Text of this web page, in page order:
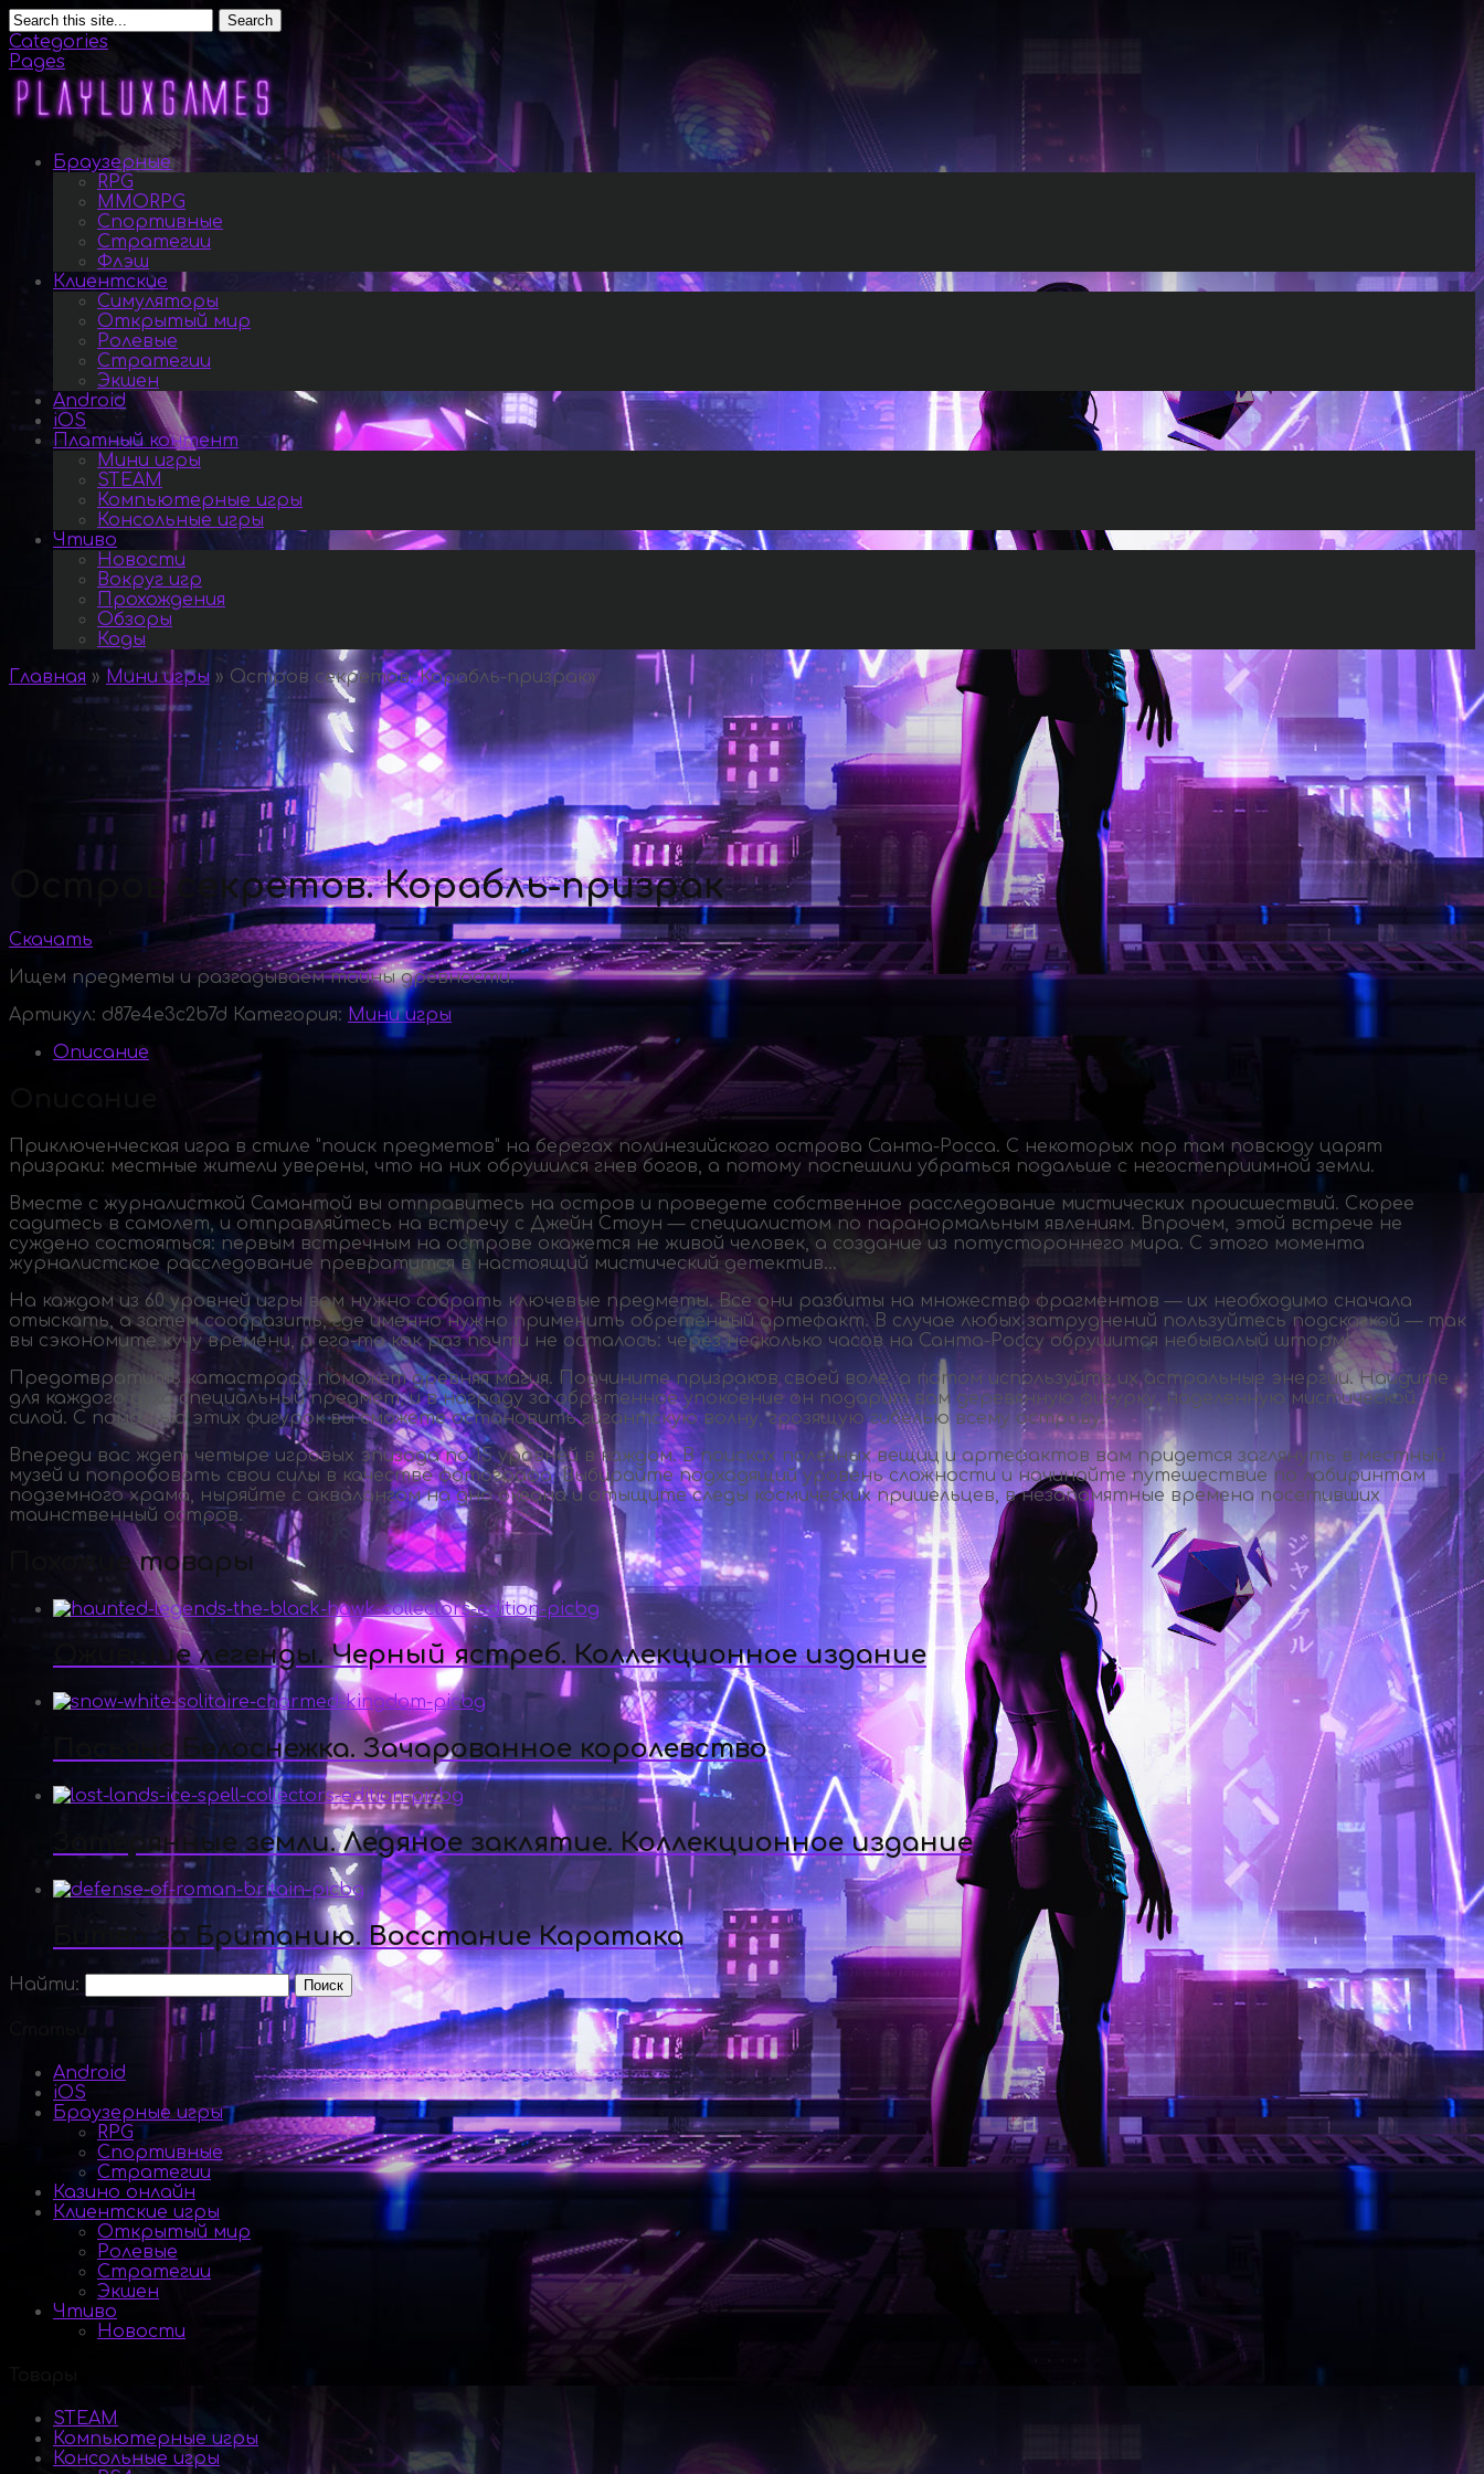
Search
Categories
Pages
Браузерные
RPG
MMORPG
Спортивные
Стратегии
Флэш
Клиентские
Симуляторы
Открытый мир
Ролевые
Стратегии
Экшен
Android
iOS
Платный контент
Мини игры
STEAM
Компьютерные игры
Консольные игры
Чтиво
Новости
Вокруг игр
Прохождения
Обзоры
Коды
Главная » Мини игры » Остров секретов. Корабль-призрак»
Остров секретов. Корабль-призрак
Скачать
Ищем предметы и разгадываем тайны древности.
Артикул: d87e4e3c2b7d Категория: Мини игры
Описание
Приключенческая игра в стиле "поиск предметов" на берегах полинезийского острова Санта-Росса. С некоторых пор там повсюду царят
призраки: местные жители уверены, что на них обрушился гнев богов, а потому поспешили убраться подальше с негостеприимной земли.
Вместе с журналисткой Самантой вы отправитесь на остров и проведете собственное расследование мистических происшествий. Скорее
садитесь в самолет, и отправляйтесь на встречу с Джейн Стоун — специалистом по паранормальным явлениям. Впрочем, этой встрече не
суждено состояться: первым встречным на острове окажется не живой человек, а создание из потустороннего мира. С этого момента
журналистское расследование превратится в настоящий мистический детектив…
На каждом из 60 уровней игры вам нужно собрать ключевые предметы. Все они разбиты на множество фрагментов — их необходимо сначала
отыскать, а затем сообразить, где именно нужно применить обретенный артефакт. В случае любых затруднений пользуйтесь подсказкой — так
вы сэкономите кучу времени, аего-токак раз почти не осталось: через несколько часов на Санта-Россу обрушится небывалый шторм!
Предотвратить катастрофу поможет древняя магия. Подчините призраков своей воле, а потом используйте их астральные энергии. Найдите
для каждого духа специальный предмет, и в награду за обретенное упокоение он подарит вам деревянную фигурку, наделенную мистической
силой. С помощью этих фигурок вы сможете остановить гигантскую волну, грозящую гибелью всему острову.
Впереди вас ждет четыре игровых эпизода по 15 уровней в каждом. В поисках полезных вещиц и артефактов вам придется заглянуть в местный
музей и попробовать свои силы в качестве фотографа. Выбирайте подходящий уровень сложности и начинайте путешествие по лабиринтам
подземного храма, ныряйте с аквалангом на дно океана и отыщите следы космических пришельцев, в незапамятные времена посетивших
таинственный остров.
Похожие товары
Ожившие легенды. Черный ястреб. Коллекционное издание
Пасьянс Белоснежка. Зачарованное королевство
Затерянные земли. Ледяное заклятие. Коллекционное издание
Битва за Британию. Восстание Каратака
Найти:
Android
iOS
Браузерные игры
RPG
Спортивные
Стратегии
Казино онлайн
Клиентские игры
Открытый мир
Ролевые
Стратегии
Экшен
Чтиво
Новости
STEAM
Компьютерные игры
Консольные игры